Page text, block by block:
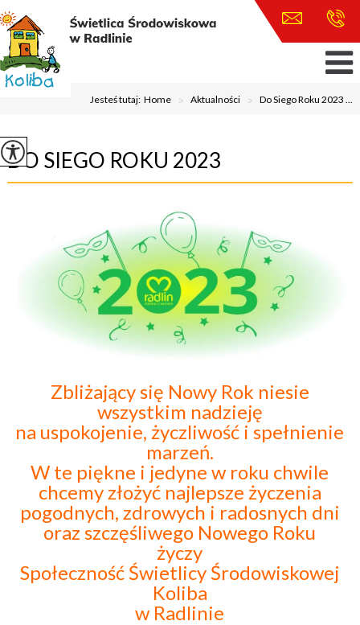
Jesteś tutaj:Home > Aktualności > Do Siego Roku 2023 ...
DO SIEGO ROKU 2023
Zbliżający się Nowy Rok niesie
wszystkim nadzieję
na uspokojenie, życzliwość i spełnienie
marzeń.
W te piękne i jedyne w roku chwile
chcemy złożyć najlepsze życzenia
pogodnych, zdrowych i radosnych dni
oraz szczęśliwego Nowego Roku
życzy
Społeczność Świetlicy Środowiskowej
Koliba
w Radlinie